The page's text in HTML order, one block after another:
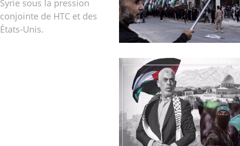
Syrie sous la pression
conjointe de HTC et des
États-Unis.